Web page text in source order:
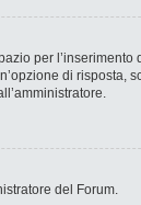
per
di risposta,
del Forum.